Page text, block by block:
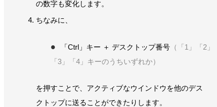
の数字も変化します。
ちなみに、
「Ctrl」キー ＋ デスクトップ番号 （「1」「2」
「3」「4」キーのうちいずれか）
を押すことで、アクティブなウインドウを他のデス
クトップに送ることができたりします。